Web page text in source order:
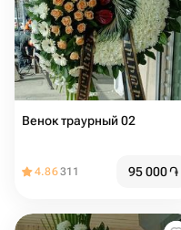
Венок траурный 02
4.86311 95 000֏